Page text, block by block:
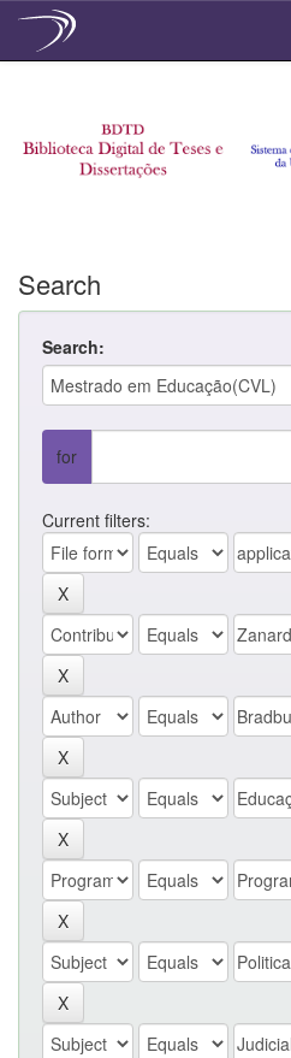
Search
Search:
for
Current filters: